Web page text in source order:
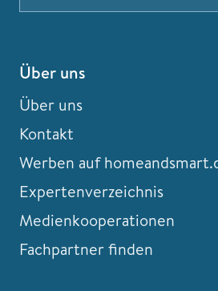
Über uns
Über uns
Kontakt
Werben auf
Expertenverzeichnis
Medienkooperationen
Fachpartner finden